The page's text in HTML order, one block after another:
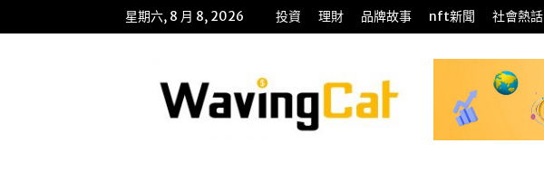
星期六, 8 月 8, 2026 投資 理財 品牌故事 nft新聞 社會熱話
招
財
貓